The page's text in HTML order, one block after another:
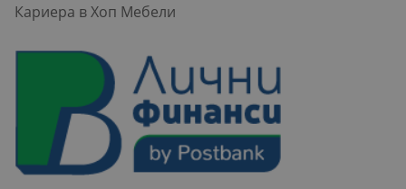
Кариера в Хоп Мебели